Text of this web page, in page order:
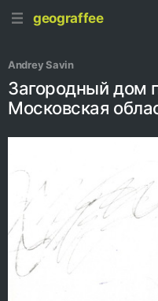
geograffee
Andrey Savin
Загородный дом
Московская